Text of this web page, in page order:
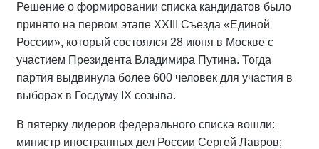
Решение о формировании списка кандидатов было
принято на первом этапе XXIII Съезда «Единой
России», который состоялся 28 июня в Москве с
участием Президента Владимира Путина. Тогда
партия выдвинула более 600 человек для участия в
выборах в Госдуму IX созыва.
В пятерку лидеров федерального списка вошли:
министр иностранных дел России Сергей Лавров;